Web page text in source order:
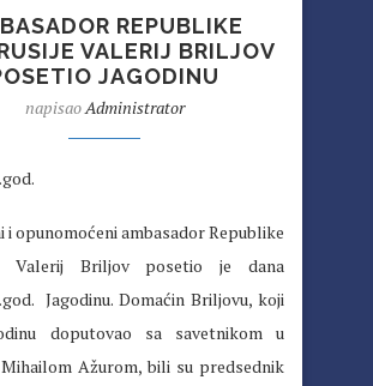
REPUBLIKE
VALERIJ BRILJOV
JAGODINU
napisaoAdministrator
i opunomoćeni ambasador Republike
Valerij Briljov posetio je dana
Jagodinu. Domaćin Briljovu, koji
doputovao sa savetnikom u
Ažurom, bili su predsednik